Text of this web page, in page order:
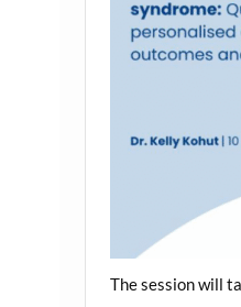
The session will